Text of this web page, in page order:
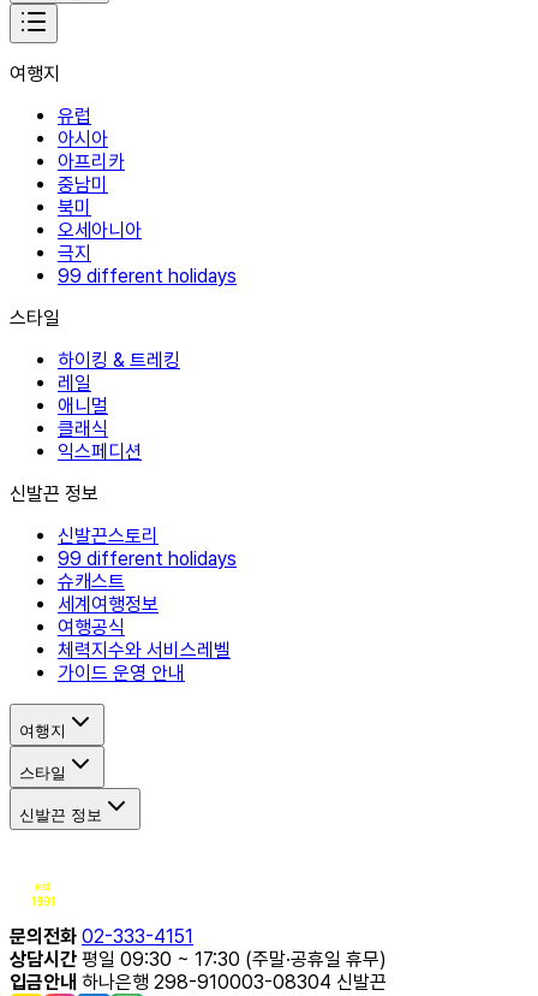
여행지
유럽
아시아
아프리카
중남미
북미
오세아니아
극지
99 different holidays
스타일
하이킹 & 트레킹
레일
애니멀
클래식
익스페디션
신발끈 정보
신발끈스토리
99 different holidays
슈캐스트
세계여행정보
여행공식
체력지수와 서비스레벨
가이드 운영 안내
여행지
스타일
신발끈 정보
문의전화 02-333-4151
상담시간 평일 09:30 ~ 17:30 (주말·공휴일 휴무)
입금안내 하나은행 298-910003-08304 신발끈